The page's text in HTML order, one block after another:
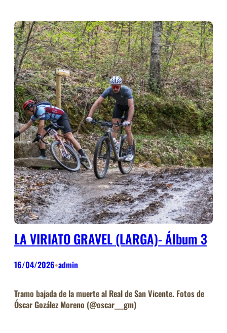
LA VIRIATO GRAVEL (LARGA)- Álbum 3
16/04/2026•admin
Tramo bajada de la muerte al Real de San Vicente. Fotos de
Óscar Gozález Moreno (@oscar___gm)